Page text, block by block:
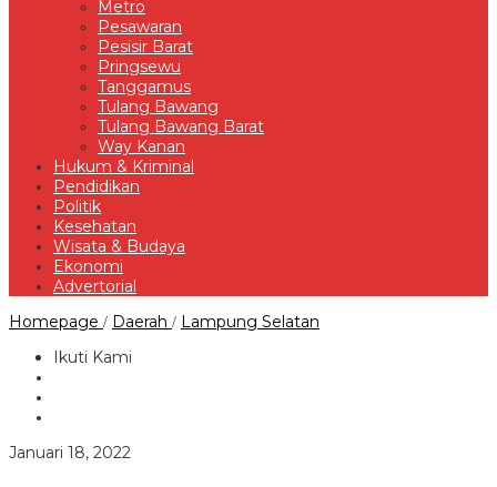
Metro
Pesawaran
Pesisir Barat
Pringsewu
Tanggamus
Tulang Bawang
Tulang Bawang Barat
Way Kanan
Hukum & Kriminal
Pendidikan
Politik
Kesehatan
Wisata & Budaya
Ekonomi
Advertorial
Homepage / Daerah / Lampung Selatan
Ikuti Kami
Januari 18, 2022